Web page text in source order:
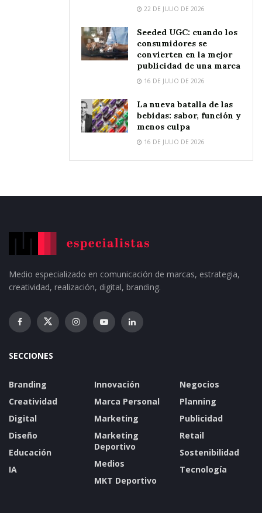
22 DE JULIO DE 2026
Seeded UGC: cuando los
consumidores se
convierten en la mejor
publicidad de una marca
16 DE JULIO DE 2026
La nueva batalla de las
bebidas: sabor, función y
menos culpa
16 DE JULIO DE 2026
Medio especializado en comunicación de marcas, estrategia,
creatividad, realización, digital, branding.
SECCIONES
Branding
Creatividad
Digital
Diseño
Educación
IA
Innovación
Marca Personal
Marketing
Marketing
Deportivo
Medios
MKT Deportivo
Negocios
Planning
Publicidad
Retail
Sostenibilidad
Tecnología